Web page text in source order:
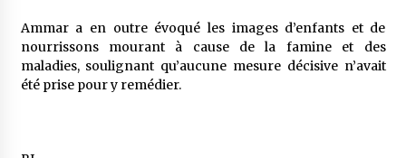
Ammar a en outre évoqué les images d’enfants et de
nourrissons mourant à cause de la famine et des
maladies, soulignant qu’aucune mesure décisive n’avait
été prise pour y remédier.